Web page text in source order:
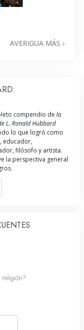
AVERIGUA MÁS
compendio de la
L. Ronald Hubbard
lo que logró como
educador,
filósofo y artista.
la perspectiva general
religión?